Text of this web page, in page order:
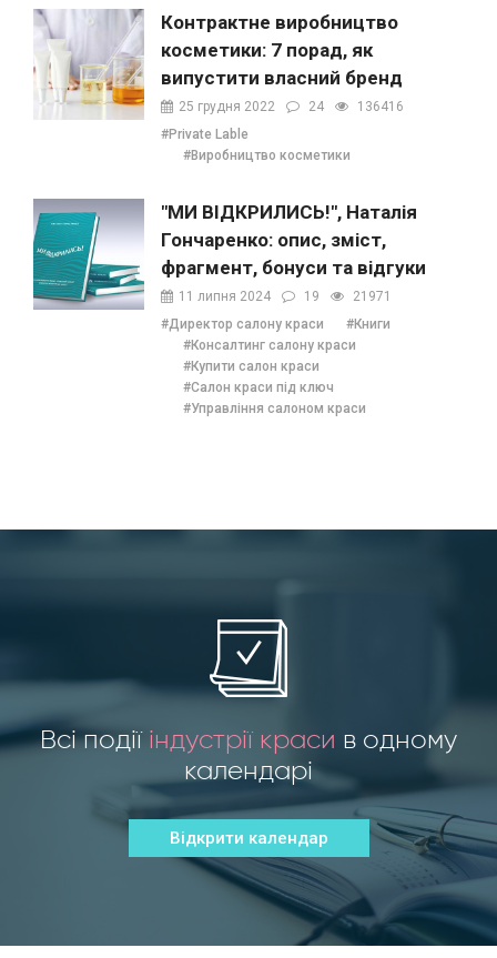
Контрактне виробництво
косметики: 7 порад, як
випустити власний бренд
25 грудня 2022 24
136416
#Private Lable
#Виробництво косметики
"МИ ВІДКРИЛИСЬ!", Наталія
Гончаренко: опис, зміст,
фрагмент, бонуси та відгуки
11 липня 2024 19
21971
#Директор салону краси
#Книги
#Консалтинг салону краси
#Купити салон краси
#Салон краси під ключ
#Управління салоном краси
Всі події індустрії краси в одному
календарі
Відкрити календар